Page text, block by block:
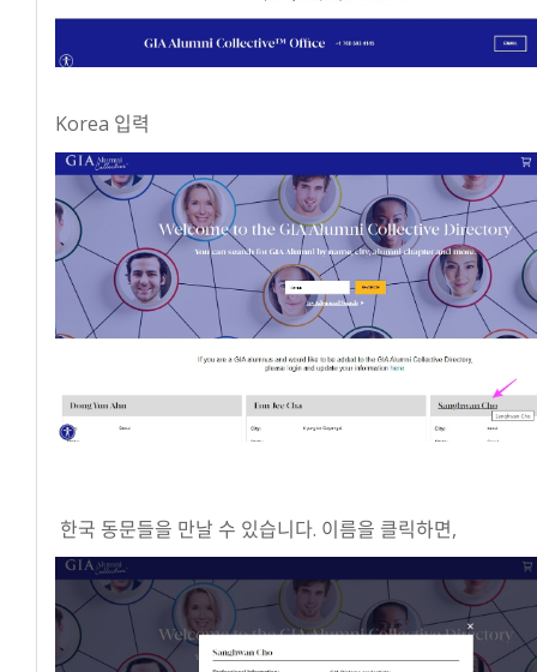
Korea 입력
한국 동문들을 만날 수 있습니다. 이름을 클릭하면,